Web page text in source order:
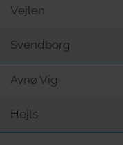
Vejlen
Svendborg
Avnø Vig
Hejls